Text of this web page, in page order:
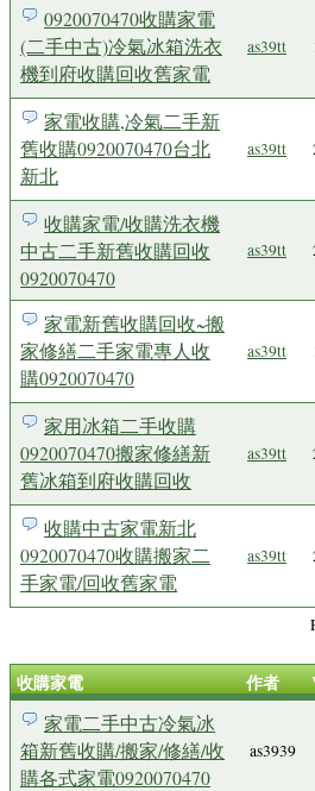
0920070470收購家電
(二手中古)冷氣冰箱洗衣
機到府收購回收舊家電
as39tt
家電收購,冷氣二手新
舊收購0920070470台北
新北
as39tt
收購家電/收購洗衣機
中古二手新舊收購回收
0920070470
as39tt
家電新舊收購回收~搬
家修繕二手家電專人收
購0920070470
as39tt
家用冰箱二手收購
0920070470搬家修繕新
舊冰箱到府收購回收
as39tt
收購中古家電新北
0920070470收購搬家二
手家電/回收舊家電
as39tt
收購家電 作者
家電二手中古冷氣冰
箱新舊收購/搬家/修繕/收
購各式家電0920070470
as3939